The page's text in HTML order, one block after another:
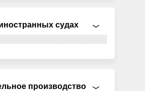
судах
производство